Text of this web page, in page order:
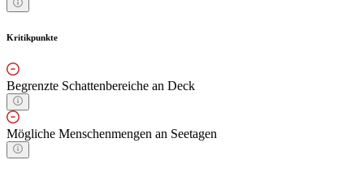
Kritikpunkte
Begrenzte Schattenbereiche an Deck
Mögliche Menschenmengen an Seetagen